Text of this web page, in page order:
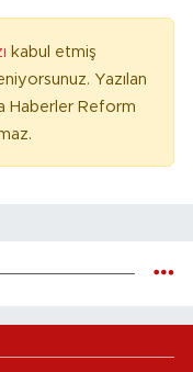
kabul etmiş
Yazılan
Haberler Reform